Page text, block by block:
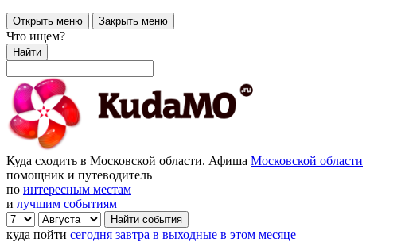
Открыть меню Закрыть меню
Что ищем?
Найти
Куда сходить в Московской области. Афиша Московской области
помощник и путеводитель
по интересным местам
и лучшим событиям
куда пойти сегодня завтра в выходные в этом месяце